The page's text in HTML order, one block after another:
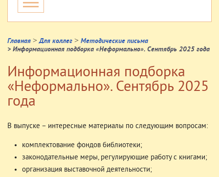
Главная >Для коллег > Методические письма
> Информационная подборка «Неформально». Сентябрь 2025 года
Информационная подборка
«Неформально». Сентябрь 2025
года
В выпуске – интересные материалы по следующим вопросам:
комплектование фондов библиотеки;
законодательные меры, регулирующие работу с книгами;
организация выставочной деятельности;